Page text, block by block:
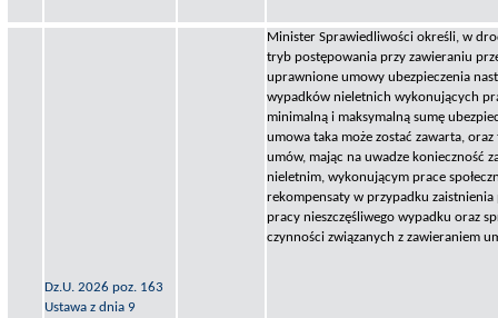
Dz.U. 2026 poz. 163
Ustawa z dnia 9
Minister Sprawiedliwości określi, w
tryb postępowania przy zawieraniu
uprawnione umowy ubezpieczenia
wypadków nieletnich wykonujących
minimalną i maksymalną sumę
umowa taka może zostać zawarta,
umów, mając na uwadze konieczność
nieletnim, wykonującym prace
rekompensaty w przypadku
pracy nieszczęśliwego wypadku oraz
czynności związanych z zawieraniem